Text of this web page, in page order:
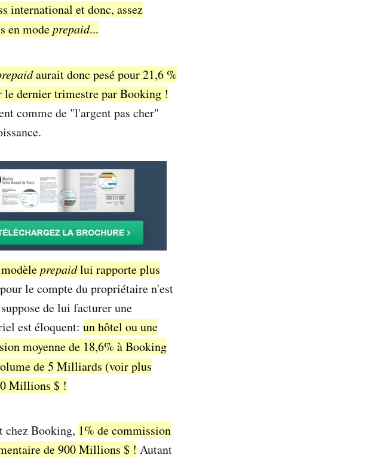
international et donc, assez
en modeprepaid...
aurait donc pesé pour 21,6 %
le dernier trimestre par Booking !
comme de "l'argent pas cher"
prepaidlui rapporte plus
le compte du propriétaire n'est
de lui facturer une
est éloquent: un hôtel ou une
moyenne de 18,6% à Booking
de 5 Milliards (voir plus
Millions $ !
chez Booking, 1% de commission
de 900 Millions $ ! Autant